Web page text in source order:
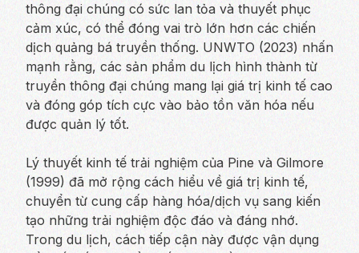
thông đại chúng có sức lan tỏa và thuyết phục
cảm xúc, có thể đóng vai trò lớn hơn các chiến
dịch quảng bá truyền thống. UNWTO (2023) nhấn
mạnh rằng, các sản phẩm du lịch hình thành từ
truyền thông đại chúng mang lại giá trị kinh tế cao
và đóng góp tích cực vào bảo tồn văn hóa nếu
được quản lý tốt.
Lý thuyết kinh tế trải nghiệm của Pine và Gilmore
(1999) đã mở rộng cách hiểu về giá trị kinh tế,
chuyển từ cung cấp hàng hóa/dịch vụ sang kiến
tạo những trải nghiệm độc đáo và đáng nhớ.
Trong du lịch, cách tiếp cận này được vận dụng